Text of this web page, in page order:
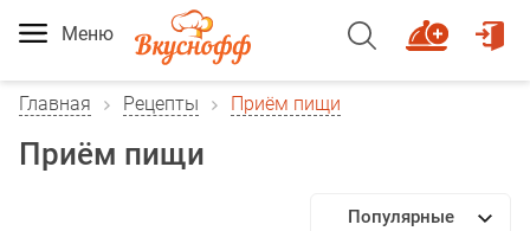
Меню
Главная Рецепты Приём пищи
Приём пищи
Популярные